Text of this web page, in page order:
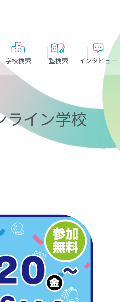
学校検索 塾検索 インタビュー
ライン学校